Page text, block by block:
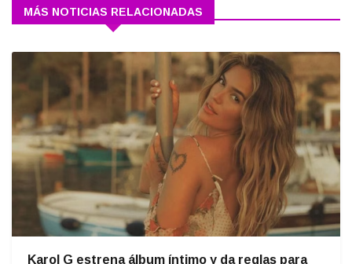
MÁS NOTICIAS RELACIONADAS
Karol G estrena álbum íntimo y da reglas para